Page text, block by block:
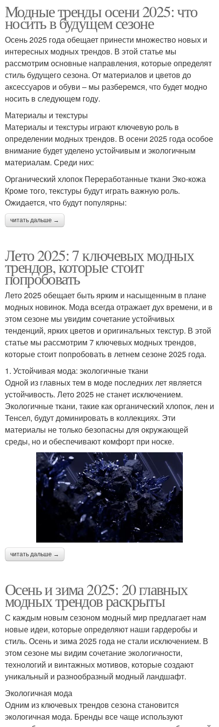
Модные тренды осени 2025: что
носить в будущем сезоне
Осень 2025 года обещает принести множество новых и
интересных модных трендов. В этой статье мы
рассмотрим основные направления, которые определят
стиль будущего сезона. От материалов и цветов до
аксессуаров и обуви – мы разберемся, что будет модно
носить в следующем году.
Материалы и текстуры
Материалы и текстуры играют ключевую роль в
определении модных трендов. В осени 2025 года особое
внимание будет уделено устойчивым и экологичным
материалам. Среди них:
Органический хлопок Переработанные ткани Эко-кожа
Кроме того, текстуры будут играть важную роль.
Ожидается, что будут популярны:
читать дальше →
Лето 2025: 7 ключевых модных
трендов, которые стоит
попробовать
Лето 2025 обещает быть ярким и насыщенным в плане
модных новинок. Мода всегда отражает дух времени, и в
этом сезоне мы увидим сочетание устойчивых
тенденций, ярких цветов и оригинальных текстур. В этой
статье мы рассмотрим 7 ключевых модных трендов,
которые стоит попробовать в летнем сезоне 2025 года.
1. Устойчивая мода: экологичные ткани
Одной из главных тем в моде последних лет является
устойчивость. Лето 2025 не станет исключением.
Экологичные ткани, такие как органический хлопок, лен и
Тенсел, будут доминировать в коллекциях. Эти
материалы не только безопасны для окружающей
среды, но и обеспечивают комфорт при носке.
читать дальше →
Осень и зима 2025: 20 главных
модных трендов раскрыты
С каждым новым сезоном модный мир предлагает нам
новые идеи, которые определяют наши гардеробы и
стиль. Осень и зима 2025 года не стали исключением. В
этом сезоне мы видим сочетание экологичности,
технологий и винтажных мотивов, которые создают
уникальный и разнообразный модный ландшафт.
Экологичная мода
Одним из ключевых трендов сезона становится
экологичная мода. Бренды все чаще используют